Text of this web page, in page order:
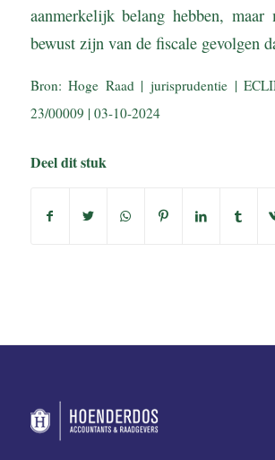
aanmerkelijk belang hebben,
bewust zijn van de fiscale gevolgen
Bron: Hoge Raad | jurisprudentie |
23/00009 | 03-10-2024
Deel dit stuk